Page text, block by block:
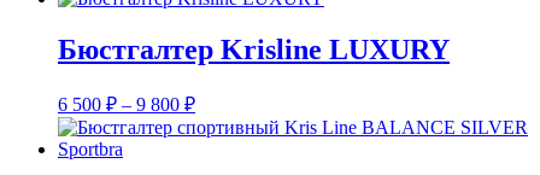
Бюстгалтер Krisline LUXURY
6 500 ₽ – 9 800 ₽Диапазон
цен:
6